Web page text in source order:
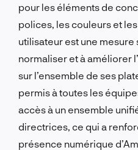
pour les éléments de
polices, les couleurs et
utilisateur est une
normaliser et à améliorer
sur l’ensemble de ses
permis à toutes les
accès à un ensemble
directrices, ce qui a
présence numérique